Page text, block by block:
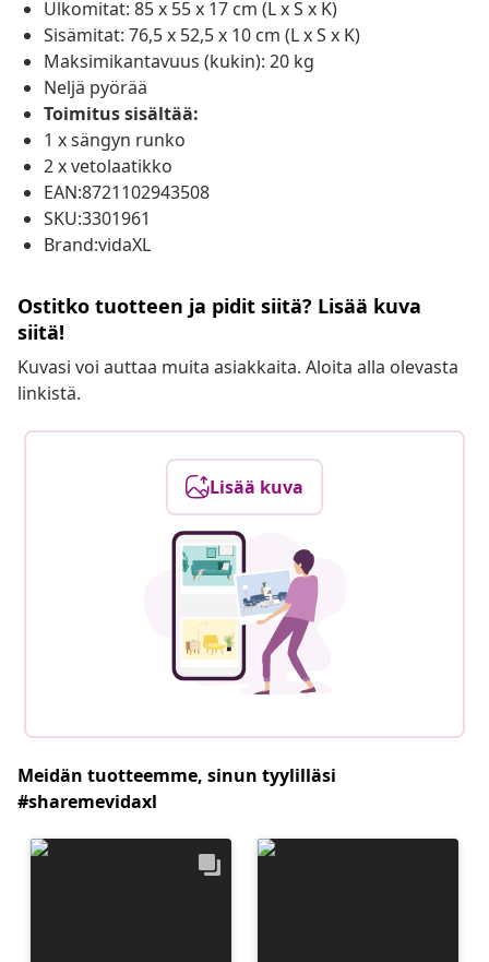
Ulkomitat: 85 x 55 x 17 cm (L x S x K)
Sisämitat: 76,5 x 52,5 x 10 cm (L x S x K)
Maksimikantavuus (kukin): 20 kg
Neljä pyörää
Toimitus sisältää:
1 x sängyn runko
2 x vetolaatikko
EAN:8721102943508
SKU:3301961
Brand:vidaXL
Ostitko tuotteen ja pidit siitä? Lisää kuva
siitä!
Kuvasi voi auttaa muita asiakkaita. Aloita alla olevasta
linkistä.
Lisää kuva
Meidän tuotteemme, sinun tyylilläsi
#sharemevidaxl